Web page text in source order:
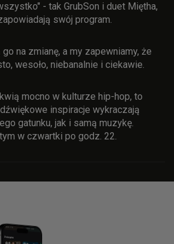
- tak GrubSon i duet Miętha,
swój program.
na zmianę, a my zapewniamy, że
wesoło, niebanalnie i ciekawie.
mocno w kulturze hip-hop, to
inspiracje wykraczają
gatunku, jak i samą muzykę.
w czwartki po godz. 22.